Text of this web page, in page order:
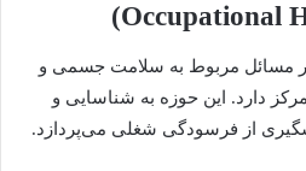
مسائل مربوط به سلامت جسمی و
دارد. این حوزه به شناسایی و
از فرسودگی شغلی می‌پردازد.